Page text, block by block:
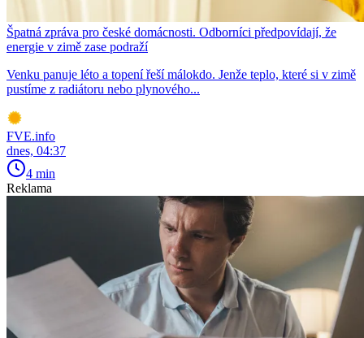
Špatná zpráva pro české domácnosti. Odborníci předpovídají, že
energie v zimě zase podraží
Venku panuje léto a topení řeší málokdo. Jenže teplo, které si v zimě
pustíme z radiátoru nebo plynového...
FVE.info
dnes, 04:37
4 min
Reklama